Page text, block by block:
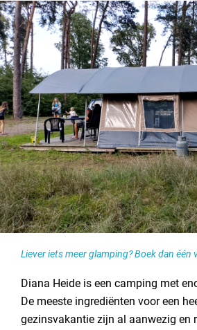
Liever iets meer glamping? Boek dan één
Diana Heide is een camping met
De meeste ingrediënten voor een
gezinsvakantie zijn al aanwezig en